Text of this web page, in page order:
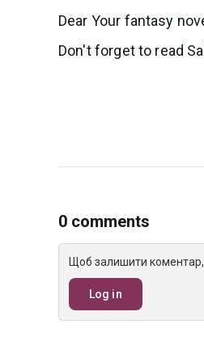
Dear Your fantasy
Don't forget to read
0 comments
Щоб залишити коментар,
Log in